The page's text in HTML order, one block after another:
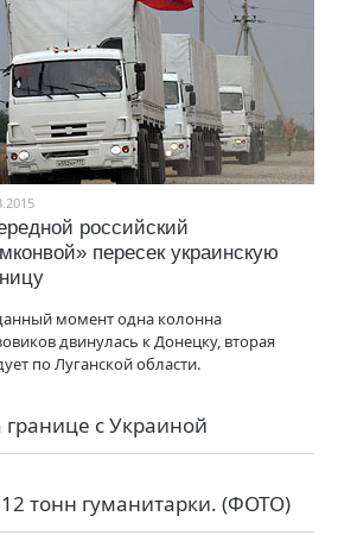
российский
пересек украинскую
момент одна колонна
двинулась к Донецку, вторая
по Луганской области.
с Украиной
тонн гуманитарки. (ФОТО)